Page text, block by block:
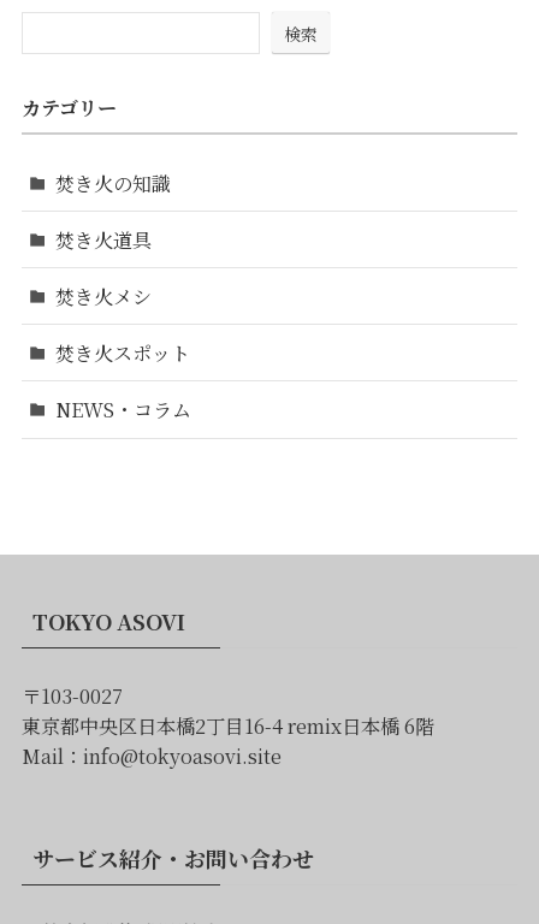
検索
カテゴリー
焚き火の知識
焚き火道具
焚き火メシ
焚き火スポット
NEWS・コラム
TOKYO ASOVI
〒103-0027
東京都中央区日本橋2丁目16-4 remix日本橋 6階
Mail：info@tokyoasovi.site
サービス紹介・お問い合わせ